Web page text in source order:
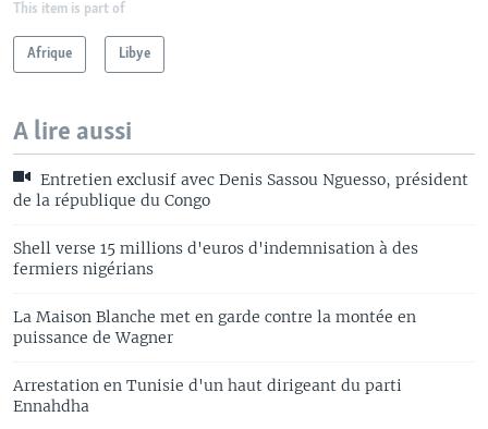
This item is part of
Afrique Libye
A lire aussi
Entretien exclusif avec Denis Sassou Nguesso, président
de la république du Congo
Shell verse 15 millions d'euros d'indemnisation à des
fermiers nigérians
La Maison Blanche met en garde contre la montée en
puissance de Wagner
Arrestation en Tunisie d'un haut dirigeant du parti
Ennahdha